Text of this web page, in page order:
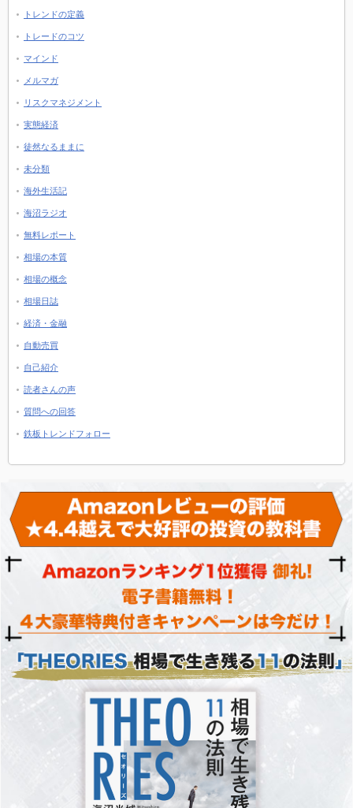
トレンドの定義
トレードのコツ
マインド
メルマガ
リスクマネジメント
実態経済
徒然なるままに
未分類
海外生活記
海沼ラジオ
無料レポート
相場の本質
相場の概念
相場日誌
経済・金融
自動売買
自己紹介
読者さんの声
質問への回答
鉄板トレンドフォロー